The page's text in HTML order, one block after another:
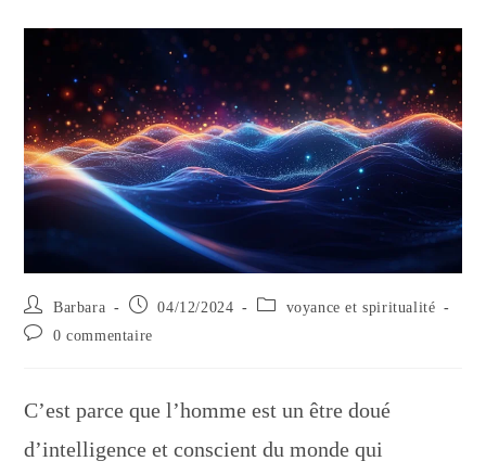
Auteur/autrice
de
la
Barbara
Publication
04/12/2024
Post
voyance et spiritualité
Commentaires
0 commentaire
C’est parce que l’homme est un être doué
d’intelligence et conscient du monde qui